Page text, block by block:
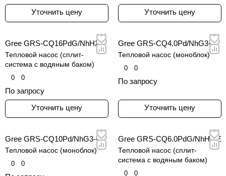
Уточнить цену Уточнить цену
Gree GRS-CQ16PdG/NhH2-E
Тепловой насос (сплит-
система с водяным баком)
0 0
По запросу
Уточнить цену
Gree GRS-CQ4.0Pd/NhG3-E
Тепловой насос (моноблок)
0 0
По запросу
Уточнить цену
Gree GRS-CQ10Pd/NhG3-E
Тепловой насос (моноблок)
0 0
Gree GRS-CQ6.0PdG/NhH2-E
Тепловой насос (сплит-
система с водяным баком)
0 0